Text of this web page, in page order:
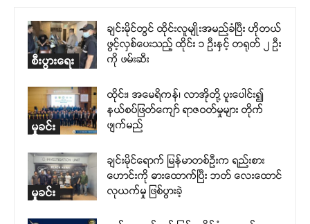
စီးပွားရေး
ချင်းမိုင်တွင် ထိုင်းလူမျိုးအမည်ခံပြီး ဟိုတယ်
ဖွင့်လှစ်ပေးသည့် ထိုင်း ၁ ဦးနှင့် တရုတ် ၂ ဦး
ကို ဖမ်းဆီး
မှုခင်း
ထိုင်း၊ အမေရိကန်၊ လာအိုတို့ ပူးပေါင်း၍
နယ်စပ်ဖြတ်ကျော် ရာဇဝတ်မှုများ တိုက်
ဖျက်မည်
မှုခင်း
ချင်းမိုင်ရောက် မြန်မာတစ်ဦးက ရည်းစား
ဟောင်းကို ဓားထောက်ပြီး ဘတ် လေးထောင်
လုယက်မှု ဖြစ်ပွားခဲ့